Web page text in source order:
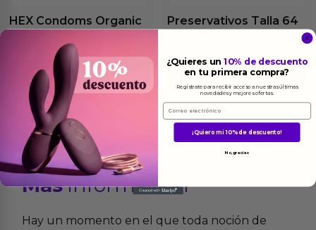
HEX Condoms Organic
3 unidades
Ver el producto
Preservativos Talla 64
100 uds
Ver el producto
Másinformacion
Hay un momento en el que toda noción de
¿Quieres un10% de descuento
en tu primera compra?
Regístrate para recibir acceso a nuestras últimas
novedades y mejores ofertas.
Email
¡Quiero mi 10% de descuento!
No, gracias